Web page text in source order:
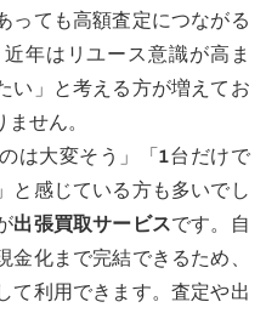
っても高額査定につながる
年はリユース意識が高ま
い」と考える方が増えてお
せん。
は大変そう」「1台だけで
と感じている方も多いでし
出張買取サービスです。自
化まで完結できるため、
て利用できます。査定や出